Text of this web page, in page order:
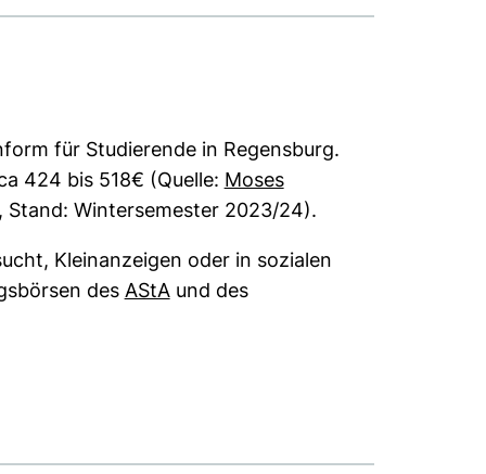
für Studierende in Regensburg.
424 bis 518€ (Quelle: Moses
(externer Link, öffnet neues Fenster)
, Stand: Wintersemester 2023/24).
Kleinanzeigen oder in sozialen
des AStA(externer Link, öffnet neues
und des